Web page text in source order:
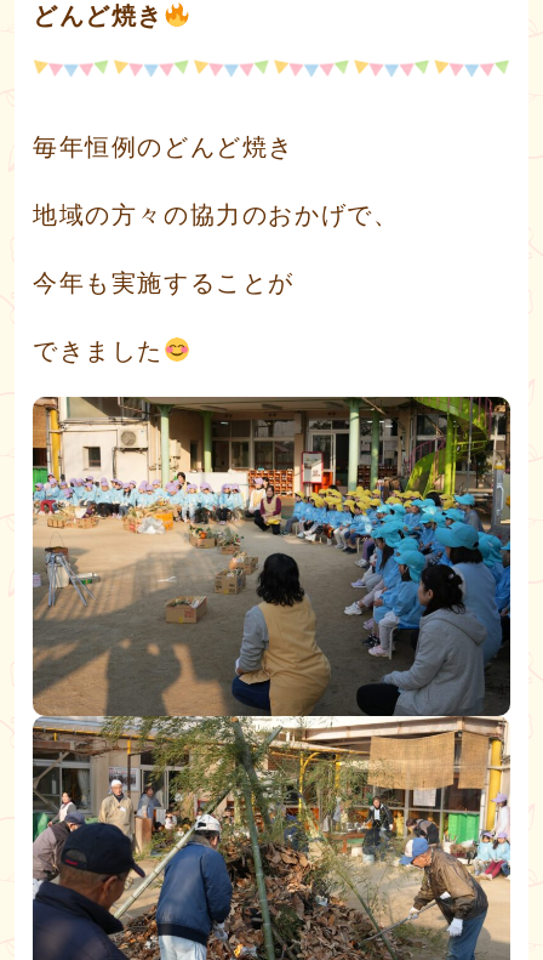
どんど焼き
毎年恒例のどんど焼き
地域の方々の協力のおかげで、
今年も実施することが
できました